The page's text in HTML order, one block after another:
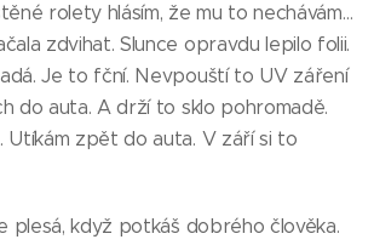
rolety hlásím, že mu to nechávám…
zdvihat. Slunce opravdu lepilo folii.
Je to fční. Nevpouští to UV záření
do auta. A drží to sklo pohromadě.
Utíkám zpět do auta. V září si to
plesá, když potkáš dobrého člověka.